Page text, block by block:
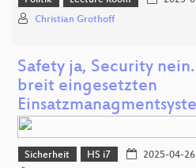
Christian Grothoff
Safety ja, Security
breit eingesetzten
Sicherheit HS i7 2025-04-26